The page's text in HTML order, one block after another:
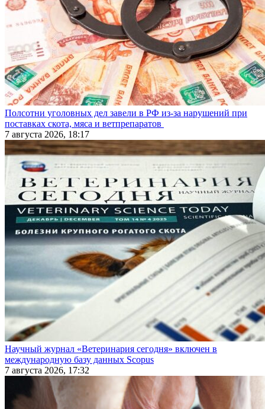
Полсотни уголовных дел завели в РФ из-за нарушений при
поставках скота, мяса и ветпрепаратов
7 августа 2026, 18:17
Научный журнал «Ветеринария сегодня» включен в
международную базу данных Scopus
7 августа 2026, 17:32